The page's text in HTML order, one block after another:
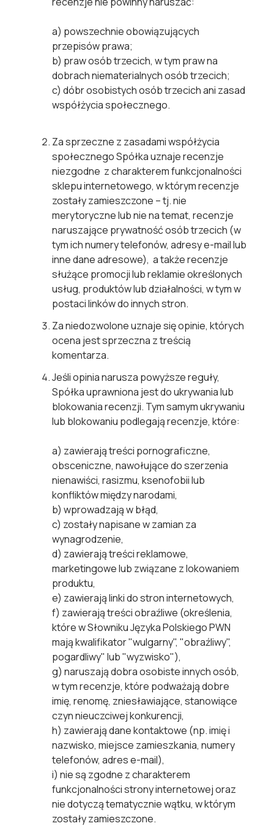
a) powszechnie obowiązujących
przepisów prawa;
b) praw osób trzecich, w tym praw na
dobrach niematerialnych osób trzecich;
c) dóbr osobistych osób trzecich ani zasad
współżycia społecznego.
Za sprzeczne z zasadami współżycia
społecznego Spółka uznaje recenzje
niezgodne z charakterem funkcjonalności
sklepu internetowego, w którym recenzje
zostały zamieszczone – tj. nie
merytoryczne lub nie na temat, recenzje
naruszające prywatność osób trzecich (w
tym ich numery telefonów, adresy e-mail lub
inne dane adresowe), a także recenzje
służące promocji lub reklamie określonych
usług, produktów lub działalności, w tym w
postaci linków do innych stron.
Za niedozwolone uznaje się opinie, których
ocena jest sprzeczna z treścią
komentarza.
Jeśli opinia narusza powyższe reguły,
Spółka uprawniona jest do ukrywania lub
blokowania recenzji. Tym samym ukrywaniu
lub blokowaniu podlegają recenzje, które:
a) zawierają treści pornograficzne,
obsceniczne, nawołujące do szerzenia
nienawiści, rasizmu, ksenofobii lub
konfliktów między narodami,
b) wprowadzają w błąd,
c) zostały napisane w zamian za
wynagrodzenie,
d) zawierają treści reklamowe,
marketingowe lub związane z lokowaniem
produktu,
e) zawierają linki do stron internetowych,
f) zawierają treści obraźliwe (określenia,
które w Słowniku Języka Polskiego PWN
mają kwalifikator "wulgarny", "obraźliwy",
pogardliwy" lub "wyzwisko"),
g) naruszają dobra osobiste innych osób,
w tym recenzje, które podważają dobre
imię, renomę, zniesławiające, stanowiące
czyn nieuczciwej konkurencji,
h) zawierają dane kontaktowe (np. imię i
nazwisko, miejsce zamieszkania, numery
telefonów, adres e-mail),
i) nie są zgodne z charakterem
funkcjonalności strony internetowej oraz
nie dotyczą tematycznie wątku, w którym
zostały zamieszczone.